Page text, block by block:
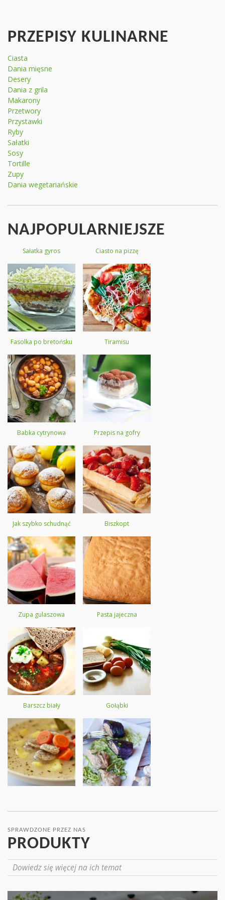
PRZEPISY KULINARNE
Ciasta
Dania mięsne
Desery
Dania z grila
Makarony
Przetwory
Przystawki
Ryby
Sałatki
Sosy
Tortille
Zupy
Dania wegetariańskie
NAJPOPULARNIEJSZE
Sałatka gyros Ciasto na pizzę
Fasolka po bretońsku Tiramisu
Babka cytrynowa Przepis na gofry
Jak szybko schudnąć Biszkopt
Zupa gulaszowa Pasta jajeczna
Barszcz biały Gołąbki
SPRAWDZONE PRZEZ NAS
PRODUKTY
Dowiedz się więcej na ich temat